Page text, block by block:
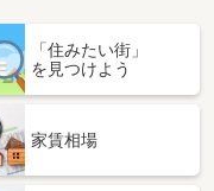
「住みたい街」
を見つけよう
家賃相場